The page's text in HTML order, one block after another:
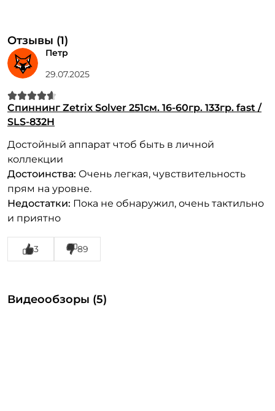
Отзывы (1)
Петр
29.07.2025
Спиннинг Zetrix Solver 251см. 16-60гр. 133гр. fast /
SLS-832H
Достойный аппарат чтоб быть в личной
коллекции
Достоинства: Очень легкая, чувствительность
прям на уровне.
Недостатки: Пока не обнаружил, очень тактильно
и приятно
3 89
Видеообзоры (5)